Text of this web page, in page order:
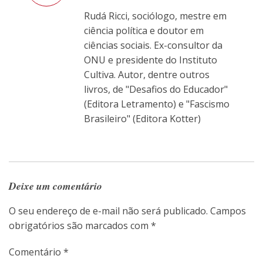
Rudá Ricci, sociólogo, mestre em
ciência política e doutor em
ciências sociais. Ex-consultor da
ONU e presidente do Instituto
Cultiva. Autor, dentre outros
livros, de "Desafios do Educador"
(Editora Letramento) e "Fascismo
Brasileiro" (Editora Kotter)
Deixe um comentário
O seu endereço de e-mail não será publicado. Campos
obrigatórios são marcados com *
Comentário *